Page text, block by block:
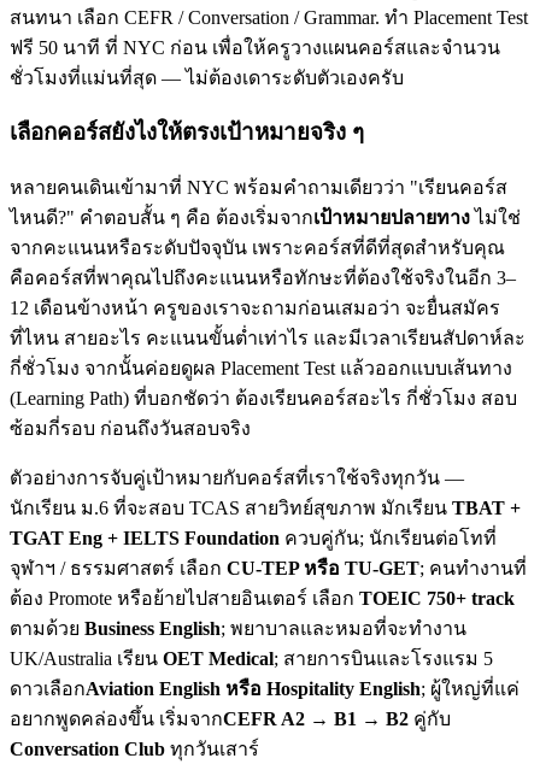
สนทนา เลือก CEFR / Conversation / Grammar. ทำ Placement Test
ฟรี 50 นาที ที่ NYC ก่อน เพื่อให้ครูวางแผนคอร์สและจำนวน
ชั่วโมงที่แม่นที่สุด — ไม่ต้องเดาระดับตัวเองครับ
เลือกคอร์สยังไงให้ตรงเป้าหมายจริง ๆ
หลายคนเดินเข้ามาที่ NYC พร้อมคำถามเดียวว่า "เรียนคอร์ส
ไหนดี?" คำตอบสั้น ๆ คือ ต้องเริ่มจากเป้าหมายปลายทางไม่ใช่
จากคะแนนหรือระดับปัจจุบัน เพราะคอร์สที่ดีที่สุดสำหรับคุณ
คือคอร์สที่พาคุณไปถึงคะแนนหรือทักษะที่ต้องใช้จริงในอีก 3–
12 เดือนข้างหน้า ครูของเราจะถามก่อนเสมอว่า จะยื่นสมัคร
ที่ไหน สายอะไร คะแนนขั้นต่ำเท่าไร และมีเวลาเรียนสัปดาห์ละ
กี่ชั่วโมง จากนั้นค่อยดูผล Placement Test แล้วออกแบบเส้นทาง
(Learning Path) ที่บอกชัดว่า ต้องเรียนคอร์สอะไร กี่ชั่วโมง สอบ
ซ้อมกี่รอบ ก่อนถึงวันสอบจริง
ตัวอย่างการจับคู่เป้าหมายกับคอร์สที่เราใช้จริงทุกวัน —
นักเรียน ม.6 ที่จะสอบ TCAS สายวิทย์สุขภาพ มักเรียน TBAT +
TGAT Eng + IELTS Foundation ควบคู่กัน; นักเรียนต่อโทที่
จุฬาฯ / ธรรมศาสตร์ เลือก CU-TEP หรือ TU-GET; คนทำงานที่
ต้อง Promote หรือย้ายไปสายอินเตอร์ เลือก TOEIC 750+ track
ตามด้วย Business English; พยาบาลและหมอที่จะทำงาน
UK/Australia เรียน OET Medical; สายการบินและโรงแรม 5
ดาวเลือกAviation English หรือ Hospitality English; ผู้ใหญ่ที่แค่
อยากพูดคล่องขึ้น เริ่มจากCEFR A2 → B1 → B2 คู่กับ
Conversation Club ทุกวันเสาร์